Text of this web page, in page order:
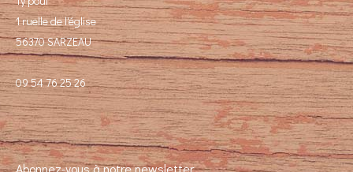
1 ruelle de l'église
56370 SARZEAU
09 54 76 25 26
Abonnez-vous à notre newsletter